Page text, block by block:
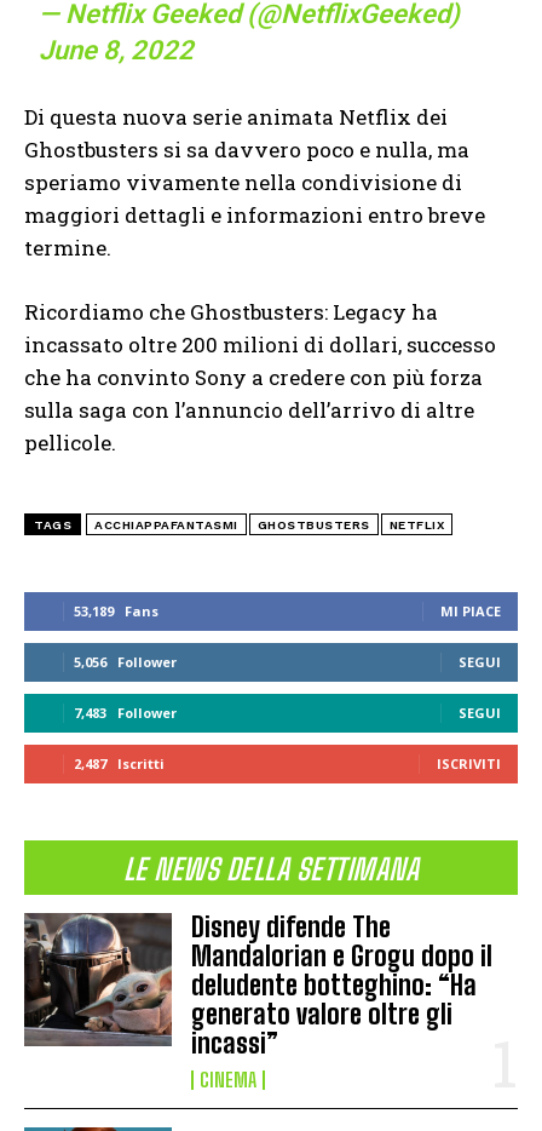
53,189 Fans MI PIACE
5,056 Follower SEGUI
7,483 Follower SEGUI
2,487 Iscritti ISCRIVITI
LE NEWS DELLA SETTIMANA
Disney difende The
Mandalorian e Grogu dopo il
deludente botteghino: “Ha
generato valore oltre gli
incassi”
CINEMA
— Netflix Geeked (@NetflixGeeked)
June 8, 2022
Di questa nuova serie animata Netflix dei
Ghostbusters si sa davvero poco e nulla, ma
speriamo vivamente nella condivisione di
maggiori dettagli e informazioni entro breve
termine.
Ricordiamo che Ghostbusters: Legacy ha
incassato oltre 200 milioni di dollari, successo
che ha convinto Sony a credere con più forza
sulla saga con l’annuncio dell’arrivo di altre
pellicole.
TAGS ACCHIAPPAFANTASMI GHOSTBUSTERS NETFLIX